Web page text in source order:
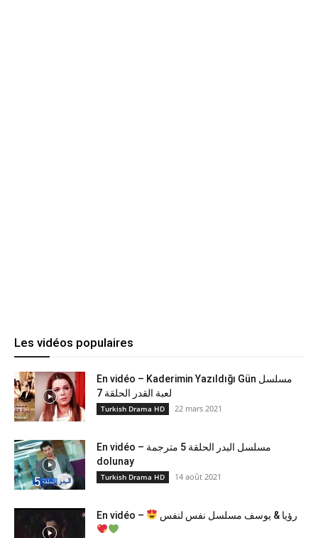
Les vidéos populaires
En vidéo – Kaderimin Yazıldığı Gün مسلسل
لعبة القدر الحلقة 7
Turkish Drama HD 22 mars 2021
En vidéo – مسلسل البدر الحلقة 5 مترجمة
dolunay
Turkish Drama HD 14 août 2021
En vidéo – رؤيا & يوسف مسلسل نفس لنفس